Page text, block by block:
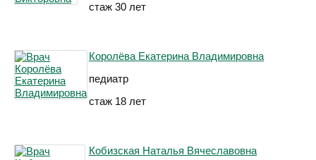
стаж 30 лет
Королёва Екатерина Владимировна
педиатр
стаж 18 лет
Кобизская Наталья Вячеславовна